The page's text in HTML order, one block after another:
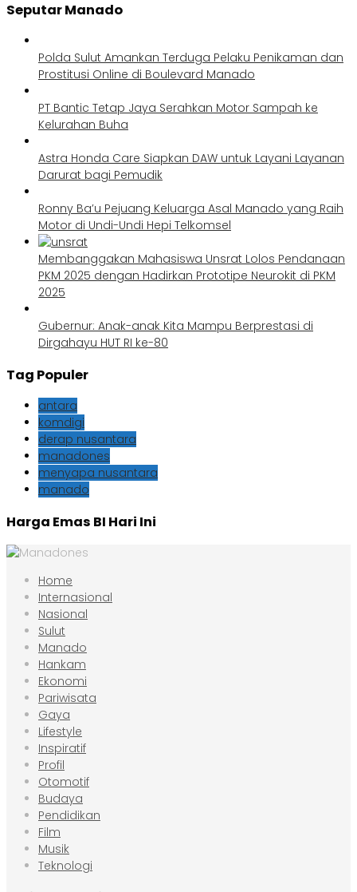
Seputar Manado
Polda Sulut Amankan Terduga Pelaku Penikaman dan
Prostitusi Online di Boulevard Manado
PT Bantic Tetap Jaya Serahkan Motor Sampah ke
Kelurahan Buha
Astra Honda Care Siapkan DAW untuk Layani Layanan
Darurat bagi Pemudik
Ronny Ba’u Pejuang Keluarga Asal Manado yang Raih
Motor di Undi-Undi Hepi Telkomsel
Membanggakan Mahasiswa Unsrat Lolos Pendanaan
PKM 2025 dengan Hadirkan Prototipe Neurokit di PKM
2025
Gubernur: Anak-anak Kita Mampu Berprestasi di
Dirgahayu HUT RI ke-80
Tag Populer
antara
komdigi
derap nusantara
manadones
menyapa nusantara
manado
Harga Emas BI Hari Ini
Home
Internasional
Nasional
Sulut
Manado
Hankam
Ekonomi
Pariwisata
Gaya
Lifestyle
Inspiratif
Profil
Otomotif
Budaya
Pendidikan
Film
Musik
Teknologi